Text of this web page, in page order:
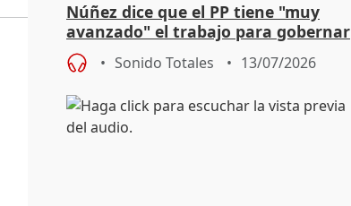
Núñez dice que el PP tiene "muy
avanzado" el trabajo para gobernar
en las 5 capitales y Junta
Sonido Totales 13/07/2026